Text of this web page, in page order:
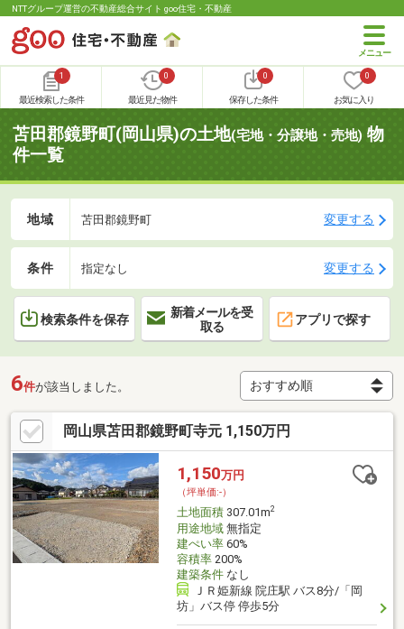
NTTグループ運営の不動産総合サイト goo住宅・不動産
1
最近検索した条件
0
最近見た物件
0
保存した条件
0
お気に入り
苫田郡鏡野町(岡山県)の土地(宅地・分譲地・売地) 物
件一覧
地域 苫田郡鏡野町 変更する
条件 指定なし 変更する
検索条件を保存
新着メールを受
取る
アプリで探す
6件が該当しました。
岡山県苫田郡鏡野町寺元 1,150万円
1,150万円
（坪単価:-）
土地面積307.01m2
用途地域無指定
建ぺい率60%
容積率200%
建築条件なし
ＪＲ姫新線 院庄駅 バス8分/「岡
坊」バス停 停歩5分